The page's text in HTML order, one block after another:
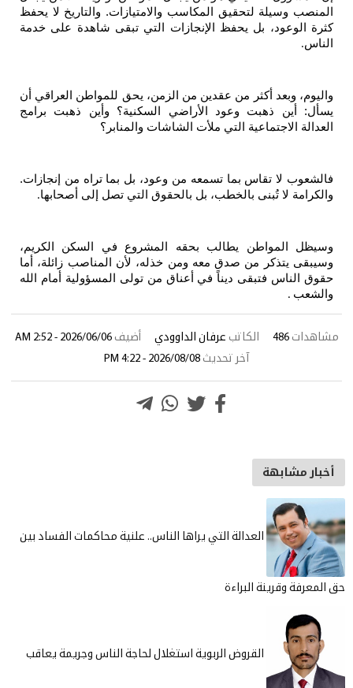
المنصب وسيلة لتحقيق المكاسب والامتيازات. والتاريخ لا يحفظ
كثرة الوعود، بل يحفظ الإنجازات التي تبقى شاهدة على خدمة
الناس.
واليوم، وبعد أكثر من عقدين من الزمن، يحق للمواطن العراقي أن
يسأل: أين ذهبت وعود الأراضي السكنية؟ وأين ذهبت برامج
العدالة الاجتماعية التي ملأت الشاشات والمنابر؟
فالشعوب لا تقاس بما تسمعه من وعود، بل بما تراه من إنجازات.
والكرامة لا تُبنى بالخطب، بل بالحقوق التي تصل إلى أصحابها.
وسيظل المواطن يطالب بحقه المشروع في السكن الكريم،
وسيبقى يتذكر من صدق معه ومن خذله، لأن المناصب زائلة، أما
حقوق الناس فتبقى ديناً في أعناق من تولى المسؤولية أمام الله
والشعب .
مشاهدات 486 الكاتب عرفان الداوودي أضيف 2026/06/06 - 2:52 AM
آخر تحديث 2026/08/08 - 4:22 PM
أخبار مشابهة
العدالة التي يراها الناس.. علنية محاكمات الفساد بين
حق المعرفة وقرينة البراءة
القروض الربوية استغلال لحاجة الناس وجريمة يعاقب